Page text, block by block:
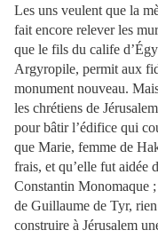
Les uns veulent que la
fait encore relever les
que le fils du calife
Argyropile, permit aux
monument nouveau.
les chrétiens de
pour bâtir l’édifice qui
que Marie, femme de
frais, et qu’elle fut aidée
Constantin Monomaque ;
de Guillaume de Tyr,
construire à Jérusalem